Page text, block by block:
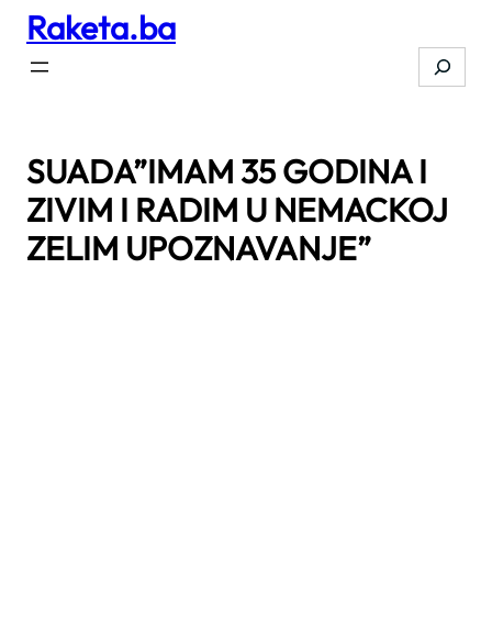
Skip
content
Raketa.ba
Search
SUADA”IMAM 35 GODINA I
ZIVIM I RADIM U NEMACKOJ
ZELIM UPOZNAVANJE”